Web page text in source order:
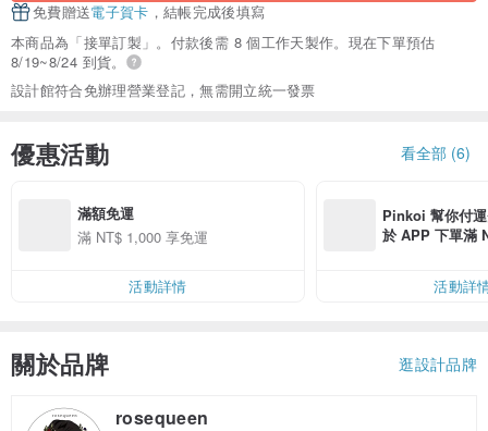
免費贈送電子賀卡 ，結帳完成後填寫
本商品為「接單訂製」。付款後需 8 個工作天製作。現在下單預估
8/19~8/24 到貨。
設計館符合免辦理營業登記，無需開立統一發票
優惠活動 看全部 (6)
滿額免運
滿 NT$ 1,000 享免運
活動詳情
Pinkoi 幫你付
於 APP 下單滿
活動詳
關於品牌 逛設計品牌
rosequeen